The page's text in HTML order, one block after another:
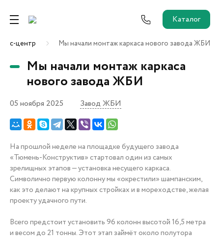
Каталог
Собственникам и новоселам
Агентам
Ремонт от застройщика
Трейд-Ин
Новостройки
О застройщике
Пресс-центр
Как купить?
центр Мы начали монтаж каркаса нового завода ЖБИ
Мы начали монтаж каркаса
нового завода ЖБИ
05 ноября 2025 Завод ЖБИ
На прошлой неделе на площадке будущего завода
«Тюмень-Конструктив» стартовал один из самых
зрелищных этапов — установка несущего каркаса.
Символично первую колонну мы «окрестили» шампанским,
как это делают на крупных стройках и в мореходстве, желая
проекту удачного пути.
Всего предстоит установить 96 колонн высотой 16,5 метра
и весом до 21 тонны. Этот этап займёт около полутора